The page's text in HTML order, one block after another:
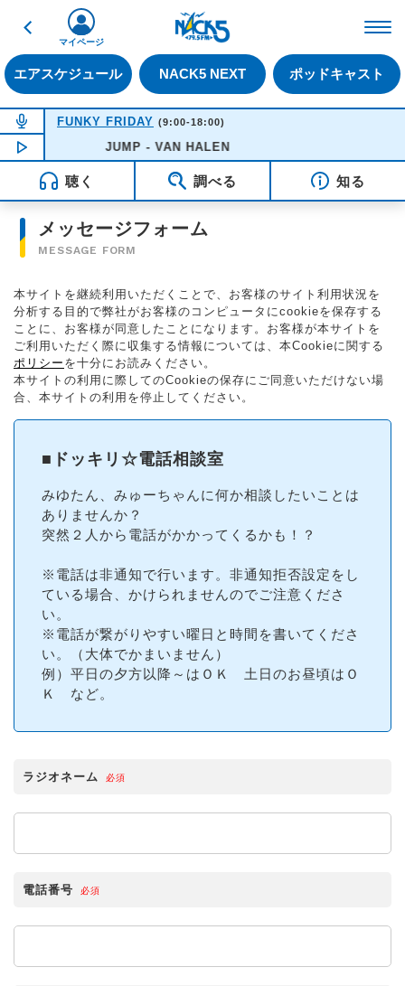
戻る
エアスケジュール NACK5 NEXT ポッドキャスト
マイページ
NOW ON AIR
FUNKY FRIDAY (9:00-18:00)
NOW PLAYING12:37
JUMP - VAN HALEN
聴く 調べる 知る
メッセージフォーム
MESSAGE FORM
本サイトを継続利用いただくことで、お客様のサイト利用状況を
分析する目的で弊社がお客様のコンピュータにcookieを保存する
ことに、お客様が同意したことになります。お客様が本サイトを
ご利用いただく際に収集する情報については、本Cookieに関する
ポリシー を十分にお読みください。
本サイトの利用に際してのCookieの保存にご同意いただけない場
合、本サイトの利用を停止してください。
■ドッキリ☆電話相談室
みゆたん、みゅーちゃんに何か相談したいことは
ありませんか？
突然２人から電話がかかってくるかも！？
※電話は非通知で行います。非通知拒否設定をし
ている場合、かけられませんのでご注意くださ
い。
※電話が繋がりやすい曜日と時間を書いてくださ
い。（大体でかまいません）
例）平日の夕方以降～はＯＫ 土日のお昼頃はＯ
Ｋ など。
ラジオネーム 必須
電話番号 必須